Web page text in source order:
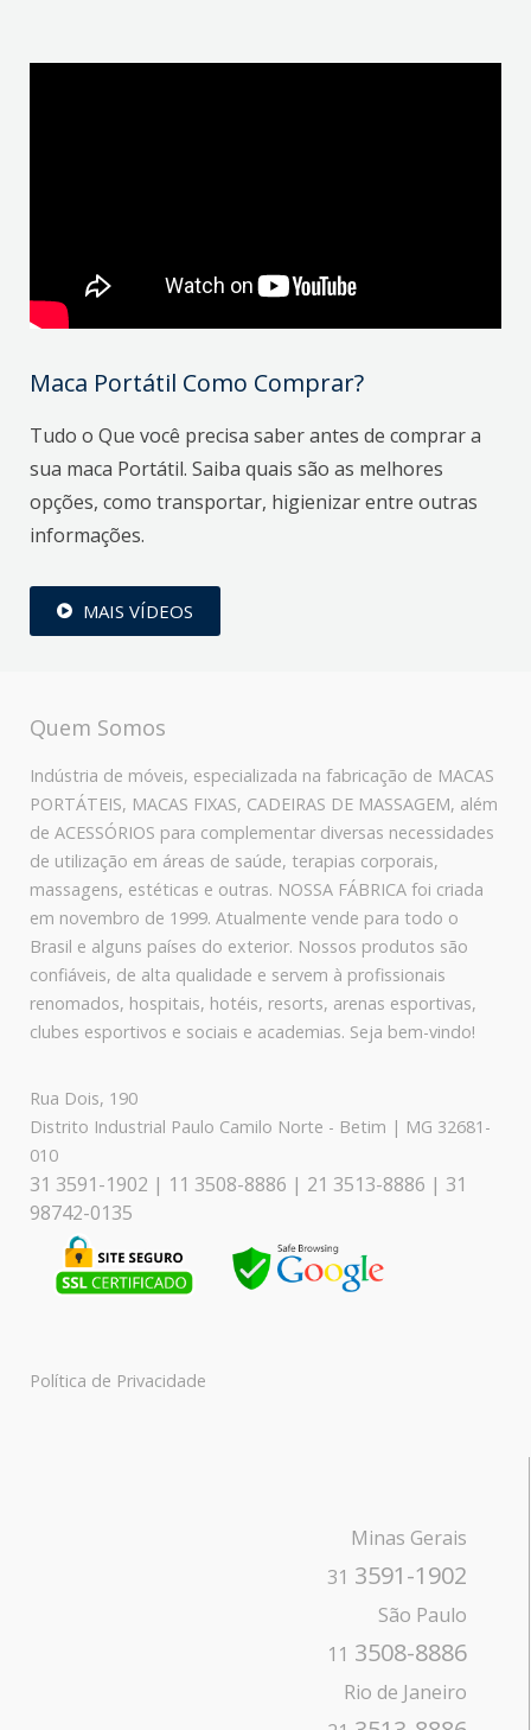
Maca Portátil Como Comprar?
Tudo o Que você precisa saber antes de comprar a
sua maca Portátil. Saiba quais são as melhores
opções, como transportar, higienizar entre outras
informações.
MAIS VÍDEOS
Quem Somos
Indústria de móveis, especializada na fabricação de MACAS
PORTÁTEIS, MACAS FIXAS, CADEIRAS DE MASSAGEM, além
de ACESSÓRIOS para complementar diversas necessidades
de utilização em áreas de saúde, terapias corporais,
massagens, estéticas e outras. NOSSA FÁBRICA foi criada
em novembro de 1999. Atualmente vende para todo o
Brasil e alguns países do exterior. Nossos produtos são
confiáveis, de alta qualidade e servem à profissionais
renomados, hospitais, hotéis, resorts, arenas esportivas,
clubes esportivos e sociais e academias. Seja bem-vindo!
Rua Dois, 190
Distrito Industrial Paulo Camilo Norte - Betim | MG 32681-
010
31 3591-1902 | 11 3508-8886 | 21 3513-8886 | 31
98742-0135
Política de Privacidade
Minas Gerais
31 3591-1902
São Paulo
11 3508-8886
Rio de Janeiro